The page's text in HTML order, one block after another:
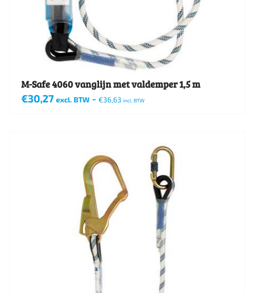
M-Safe 4060 vanglijn met valdemper 1,5 m
€30,27 excl. BTW - €36,63 incl. BTW